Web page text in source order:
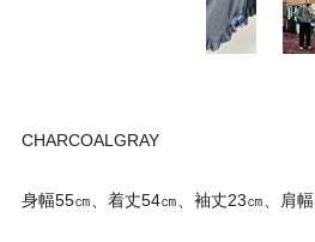
CHARCOALGRAY
身幅55㎝、着丈54㎝、袖丈23㎝、肩